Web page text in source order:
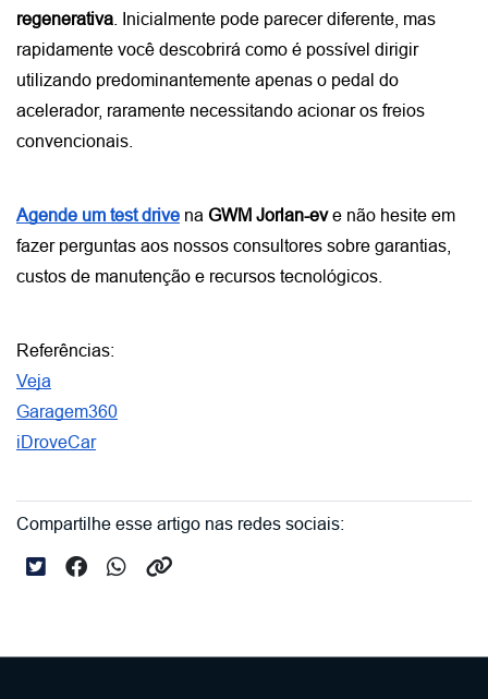
regenerativa . Inicialmente pode parecer diferente, mas
rapidamente você descobrirá como é possível dirigir
utilizando predominantemente apenas o pedal do
acelerador, raramente necessitando acionar os freios
convencionais.
Agende um test drive na GWM Jorlan-ev e não hesite em
fazer perguntas aos nossos consultores sobre garantias,
custos de manutenção e recursos tecnológicos.
Referências:
Veja
Garagem360
iDroveCar
Compartilhe esse artigo nas redes sociais: